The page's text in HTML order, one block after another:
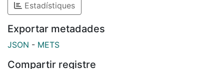
Estadístiques
Exportar metadades
JSON - METS
Compartir registre